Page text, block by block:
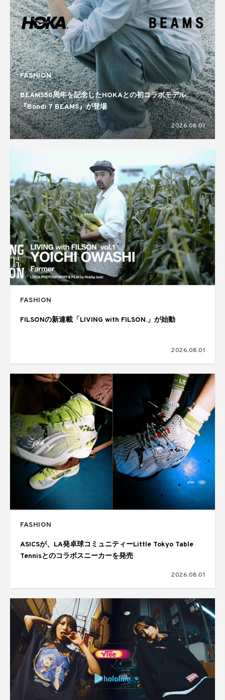
FASHION
BEAMS50周年を記念したHOKAとの初コラボモデル
『Bondi 7 BEAMS』が登場
2026.08.01
FASHION
FILSONの新連載「LIVING with FILSON.」が始動
2026.08.01
FASHION
ASICSが、LA発卓球コミュニティーLittle Tokyo Table
Tennisとのコラボスニーカーを発売
2026.08.01